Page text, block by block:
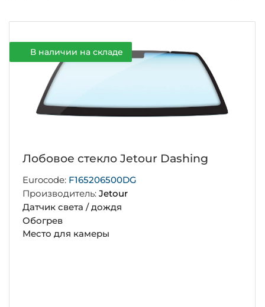
В наличии на складе
Лобовое стекло Jetour Dashing
Eurocode: F165206500DG
Производитель:Jetour
Датчик света / дождя
Обогрев
Место для камеры